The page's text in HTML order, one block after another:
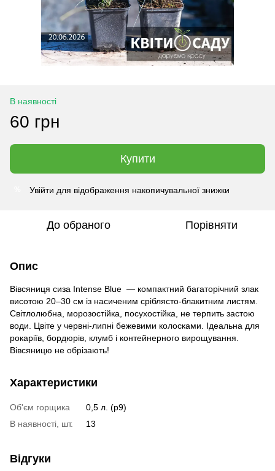
В наявності
60 грн
Купити
Увійти для відображення накопичувальної знижки
До обраного Порівняти
Опис
Вівсяниця сиза Intense Blue — компактний багаторічний злак
висотою 20–30 см із насиченим сріблясто-блакитним листям.
Світлолюбна, морозостійка, посухостійка, не терпить застою
води. Цвіте у червні-липні бежевими колосками. Ідеальна для
рокаріїв, бордюрів, клумб і контейнерного вирощування.
Вівсяницю не обрізають!
Характеристики
Об'єм горщика
0,5 л. (p9)
В наявності, шт.
13
Відгуки